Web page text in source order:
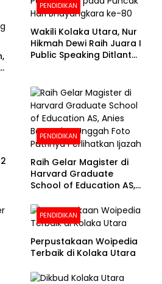
PENDIDIKAN
Wakili Kolaka Utara, Nur
Hikmah Dewi Raih Juara I
Public Speaking Ditlantas
Bhayangkara ke-80
PENDIDIKAN
Raih Gelar Magister di
Harvard Graduate
School of Education AS,
Foto Putrinya Perlihatkan
Ijazah
PENDIDIKAN
Perpustakaan Woipedia
Terbaik di Kolaka Utara